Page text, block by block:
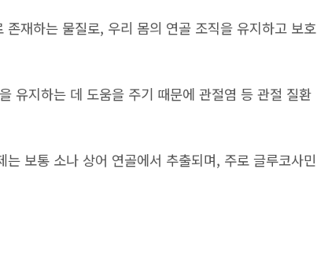
재하는 물질로, 우리 몸의 연골 조직을 유지하고 보호
유지하는 데 도움을 주기 때문에 관절염 등 관절 질환
보통 소나 상어 연골에서 추출되며, 주로 글루코사민